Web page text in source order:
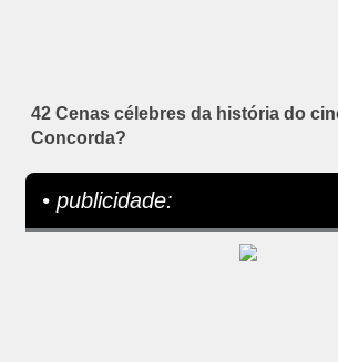
42 Cenas célebres da história do
Concorda?
• publicidade: